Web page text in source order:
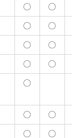
〇 〇
〇 〇
〇 〇
〇 〇
〇
〇 〇
〇 〇